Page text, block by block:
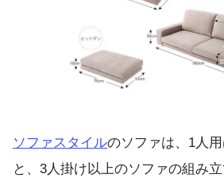
ソファスタイルのソファは、1人
と、3人掛け以上のソファの組み立